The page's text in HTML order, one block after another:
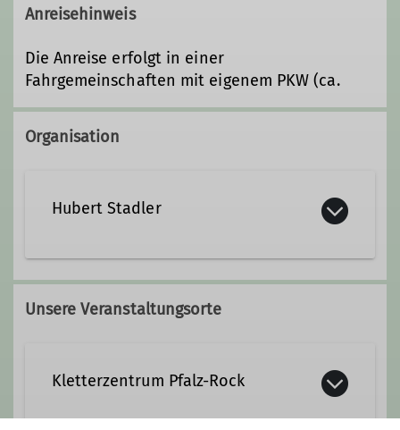
Anreisehinweis
Die Anreise erfolgt in einer
Fahrgemeinschaften mit eigenem PKW (ca.
Organisation
Hubert Stadler
06233 54586 0176 72352775
hbrt.stadler@t-online.de
Unsere Veranstaltungsorte
Kletterzentrum Pfalz-Rock